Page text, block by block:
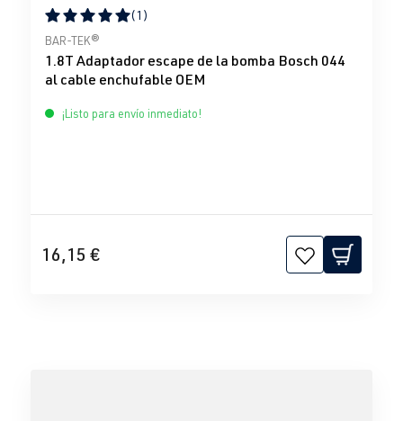
Calificación promedio de 5 de 5 estrellas
(1)
BAR-TEK®
1.8T Adaptador escape de la bomba Bosch 044
al cable enchufable OEM
¡Listo para envío inmediato!
16,15 €